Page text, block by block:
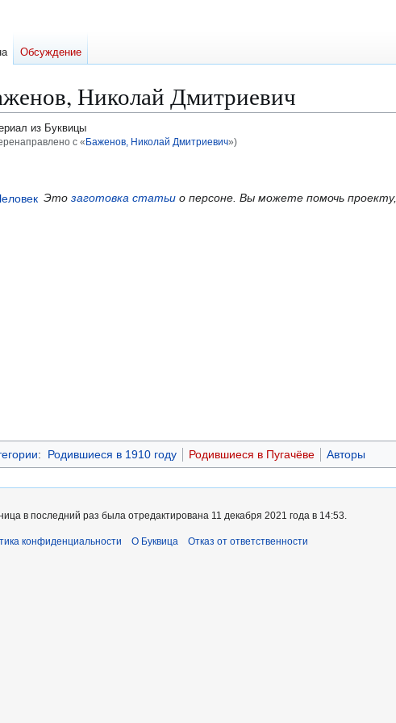
Николай Дмитриевич
из Буквицы
с « Баженов, Николай Дмитриевич»)
Это заготовка статьи о персоне. Вы можете помочь проекту,
: Родившиеся в 1910 году Родившиеся в Пугачёве Авторы
Обсуждение
в последний раз была отредактирована 11 декабря 2021 года в 14:53.
конфиденциальности О Буквица Отказ от ответственности